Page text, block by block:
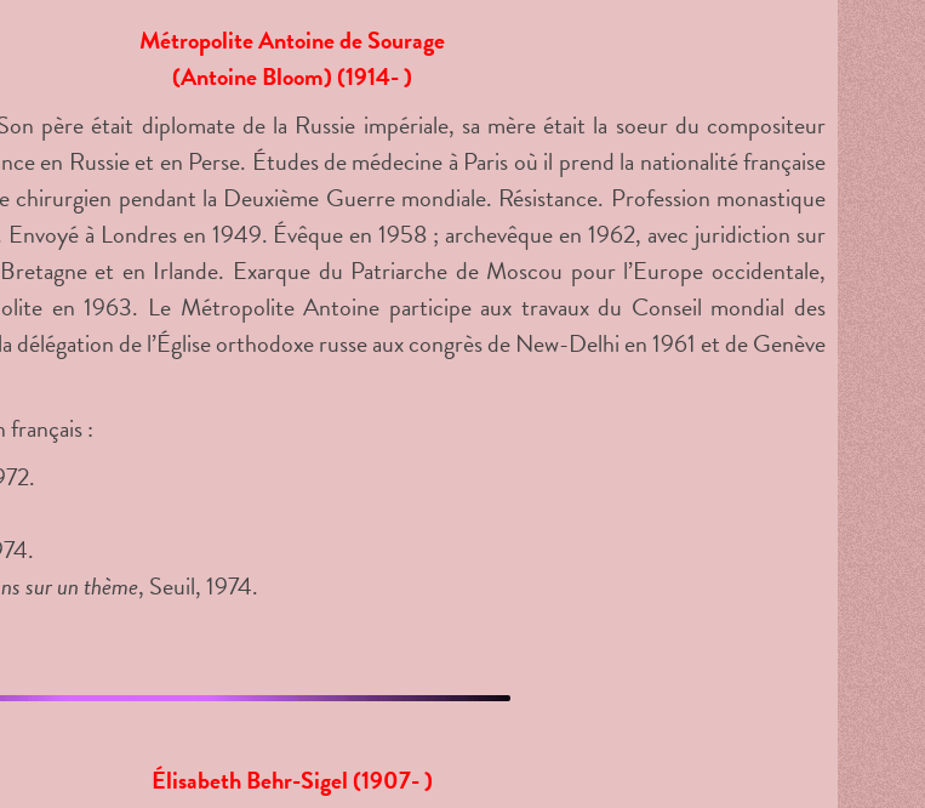
Métropolite Antoine de Sourage
(Antoine Bloom) (1914- )
père était diplomate de la Russie impériale, sa mère était la soeur du compositeur
en Russie et en Perse. Études de médecine à Paris où il prend la nationalité française
pendant la Deuxième Guerre mondiale. Résistance. Profession monastique
à Londres en 1949. Évêque en 1958 ; archevêque en 1962, avec juridiction sur
et en Irlande. Exarque du Patriarche de Moscou pour l’Europe occidentale,
en 1963. Le Métropolite Antoine participe aux travaux du Conseil mondial des
délégation de l’Église orthodoxe russe aux congrès de New-Delhi en 1961 et de Genève
français :
sur un thème, Seuil, 1974.
Élisabeth Behr-Sigel (1907- )